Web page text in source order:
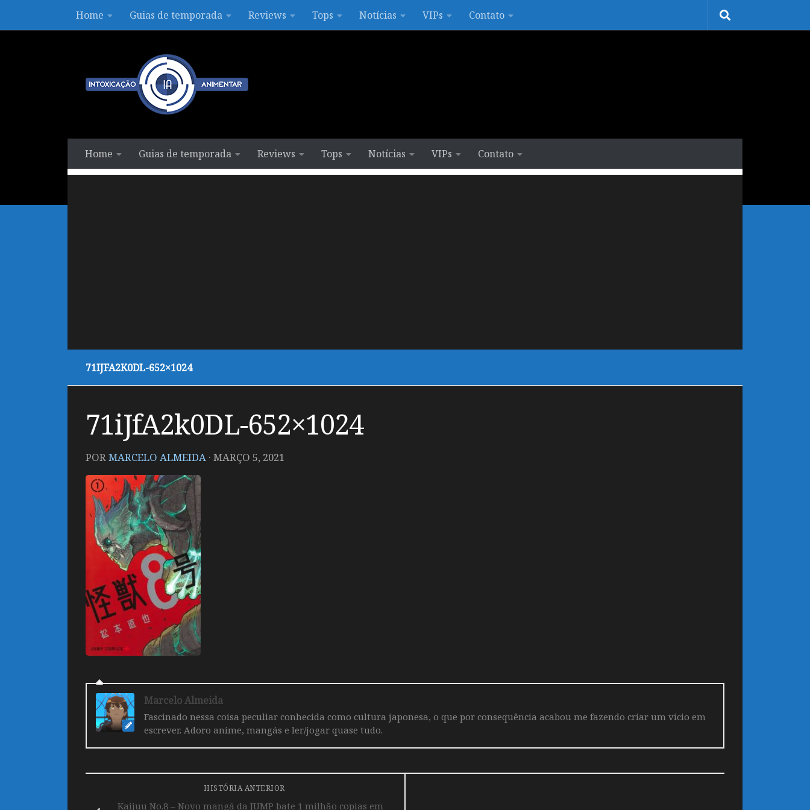
Skip to contentHome Guias de temporada Reviews Tops Notícias VIPs Contato
Home Guias de temporada Reviews Tops Notícias VIPs Contato
71IJFA2K0DL-652×1024
71iJfA2k0DL-652×1024
PORMARCELO ALMEIDA · MARÇO 5, 2021
Marcelo Almeida
Fascinado nessa coisa peculiar conhecida como cultura japonesa, o que por consequência acabou me fazendo criar um vicio em
escrever. Adoro anime, mangás e ler/jogar quase tudo.
HISTÓRIA ANTERIOR
Kaijuu No.8 – Novo mangá da JUMP bate 1 milhão copias em